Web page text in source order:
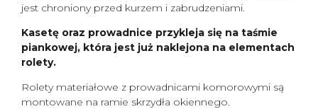
jest chroniony przed kurzem i zabrudzeniami.
Kasetę oraz prowadnice przykleja się na taśmie
piankowej, która jest już naklejona na elementach
rolety.
Rolety materiałowe z prowadnicami komorowymi są
montowane na ramie skrzydła okiennego.